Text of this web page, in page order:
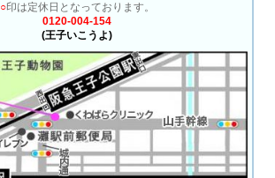
○印は定休日となっております。
0120-004-154
(王子いこうよ)